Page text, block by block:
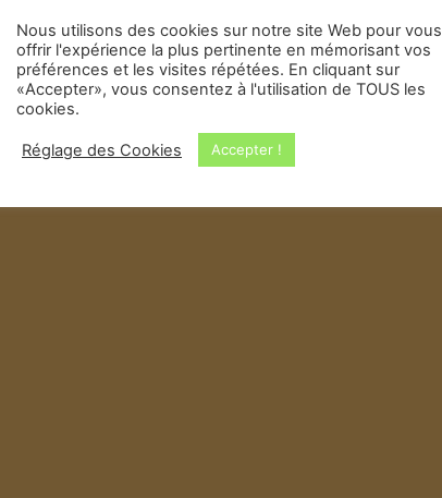
Nous utilisons des cookies sur notre site Web pour vous
offrir l'expérience la plus pertinente en mémorisant vos
préférences et les visites répétées. En cliquant sur
«Accepter», vous consentez à l'utilisation de TOUS les
cookies.
Réglage des Cookies Accepter !